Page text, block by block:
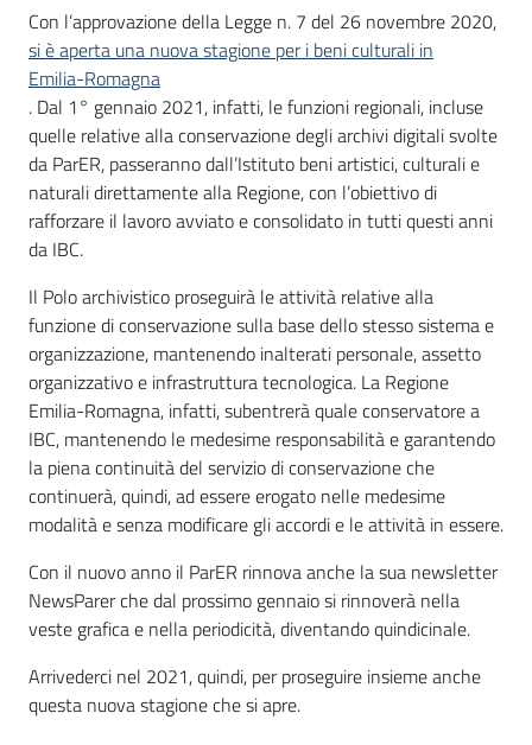
Seguici
su
Introduzione
Con l’approvazione della Legge n. 7 del 26 novembre 2020,
si è aperta una nuova stagione per i beni culturali in
Emilia-Romagna
. Dal 1° gennaio 2021, infatti, le funzioni regionali, incluse
quelle relative alla conservazione degli archivi digitali svolte
da ParER, passeranno dall’Istituto beni artistici, culturali e
naturali direttamente alla Regione, con l’obiettivo di
rafforzare il lavoro avviato e consolidato in tutti questi anni
da IBC.
Il Polo archivistico proseguirà le attività relative alla
funzione di conservazione sulla base dello stesso sistema e
organizzazione, mantenendo inalterati personale, assetto
organizzativo e infrastruttura tecnologica. La Regione
Emilia-Romagna, infatti, subentrerà quale conservatore a
IBC, mantenendo le medesime responsabilità e garantendo
la piena continuità del servizio di conservazione che
continuerà, quindi, ad essere erogato nelle medesime
modalità e senza modificare gli accordi e le attività in essere.
Con il nuovo anno il ParER rinnova anche la sua newsletter
NewsParer che dal prossimo gennaio si rinnoverà nella
veste grafica e nella periodicità, diventando quindicinale.
Arrivederci nel 2021, quindi, per proseguire insieme anche
questa nuova stagione che si apre.